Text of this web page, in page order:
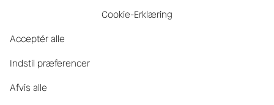
Cookie-Erklæring
Acceptér alle
Indstil præferencer
Afvis alle